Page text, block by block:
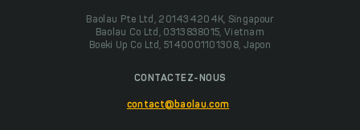
Baolau Pte Ltd, 201434204K, Singapour
Baolau Co Ltd, 0313838015, Vietnam
Boeki Up Co Ltd, 5140001101308, Japon
CONTACTEZ-NOUS
contact@baolau.com